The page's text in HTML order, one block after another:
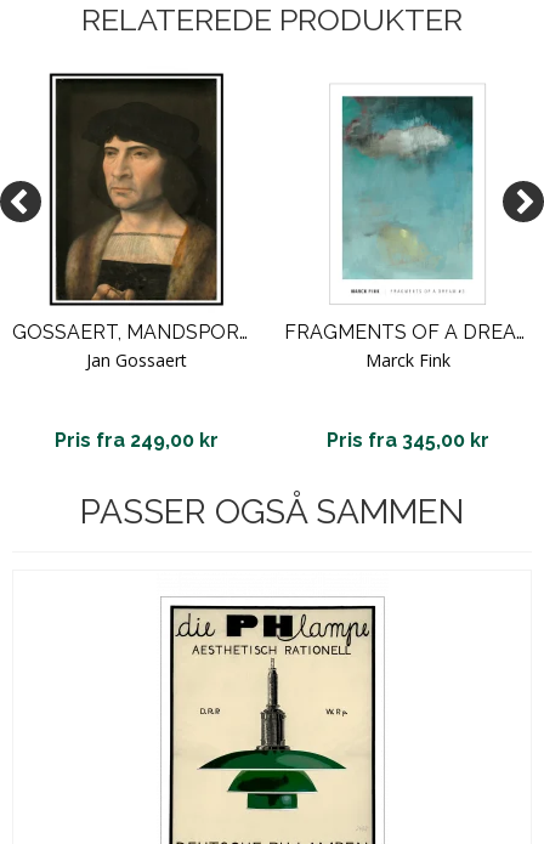
RELATEREDE PRODUKTER
GOSSAERT, MANDSPORTRÆT
Jan Gossaert
Pris fra 249,00 kr
FRAGMENTS OF A DREAM #3. FINK
Marck Fink
Pris fra 345,00 kr
PASSER OGSÅ SAMMEN